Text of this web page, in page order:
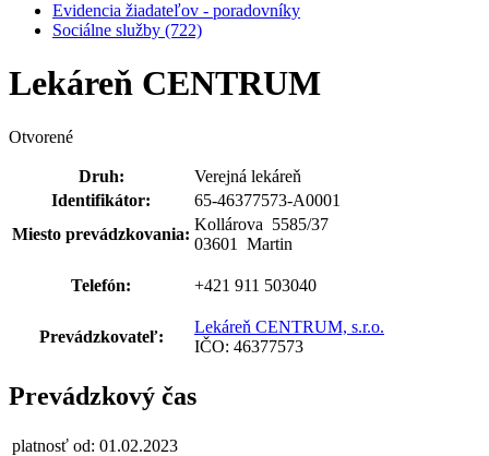
Evidencia žiadateľov - poradovníky
Sociálne služby (722)
Lekáreň CENTRUM
Otvorené
Druh:
Verejná lekáreň
Identifikátor:
65-46377573-A0001
Miesto prevádzkovania:
Kollárova 5585/37
03601 Martin
Telefón: +421 911 503040
Prevádzkovateľ:
Lekáreň CENTRUM, s.r.o.
IČO: 46377573
Prevádzkový čas
platnosť od: 01.02.2023